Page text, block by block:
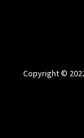
Copyright ©